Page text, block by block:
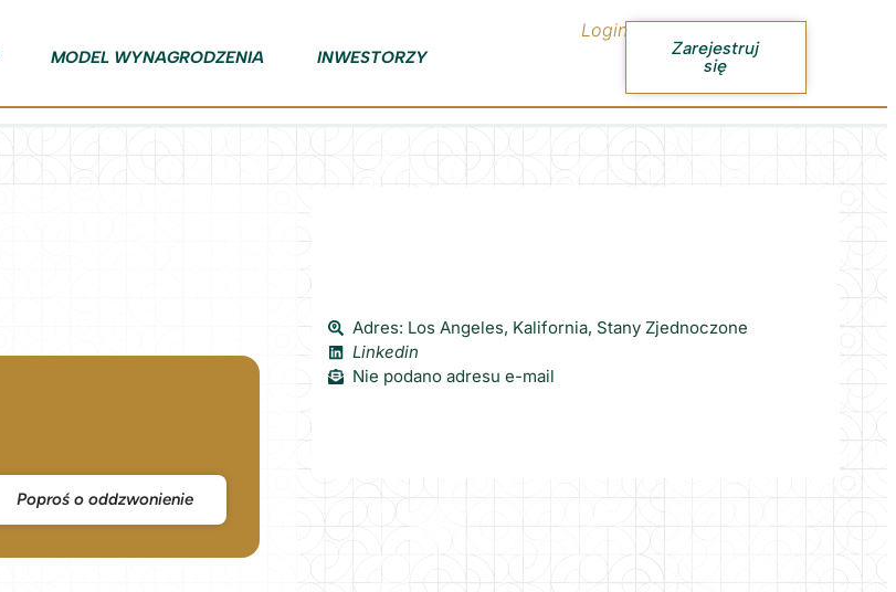
MODEL WYNAGRODZENIA INWESTORZY
Login
Zarejestruj
się
Poproś o oddzwonienie
Adres: Los Angeles, Kalifornia, Stany Zjednoczone
Linkedin
Nie podano adresu e-mail